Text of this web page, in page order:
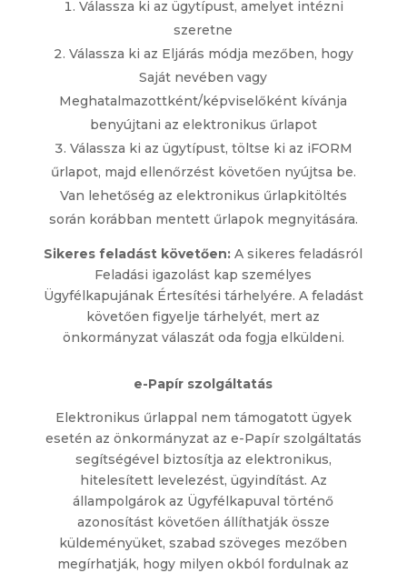
Válassza ki az ügytípust, amelyet intézni
szeretne
Válassza ki az Eljárás módja mezőben, hogy
Saját nevében vagy
Meghatalmazottként/képviselőként kívánja
benyújtani az elektronikus űrlapot
Válassza ki az ügytípust, töltse ki az iFORM
űrlapot, majd ellenőrzést követően nyújtsa be.
Van lehetőség az elektronikus űrlapkitöltés
során korábban mentett űrlapok megnyitására.
Sikeres feladást követően: A sikeres feladásról
Feladási igazolást kap személyes
Ügyfélkapujának Értesítési tárhelyére. A feladást
követően figyelje tárhelyét, mert az
önkormányzat válaszát oda fogja elküldeni.
e-Papír szolgáltatás
Elektronikus űrlappal nem támogatott ügyek
esetén az önkormányzat az e-Papír szolgáltatás
segítségével biztosítja az elektronikus,
hitelesített levelezést, ügyindítást. Az
állampolgárok az Ügyfélkapuval történő
azonosítást követően állíthatják össze
küldeményüket, szabad szöveges mezőben
megírhatják, hogy milyen okból fordulnak az